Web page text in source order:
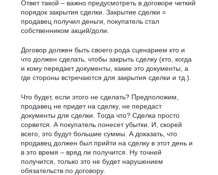
Ответ такой – важно предусмотреть в договоре четкий
порядок закрытия сделки. Закрытие сделки =
продавец получил деньги, покупатель стал
собственником акций/доли.
Договор должен быть своего рода сценарием кто и
что должен сделать, чтобы закрыть сделку (кто, когда
и кому передает документы, какие это документы, а
где стороны встречаются для закрытия сделки и тд.).
Что будет, если этого не сделать? Предположим,
продавец не придет на сделку, не передаст
документы для сделки. Тогда что? Сделка просто
сорвется. А покупатель понесет убытки. И, скорей
всего, это будут большие суммы. А доказать, что
продавец должен был прийти на сделку в этот день и
в это время – вряд ли получится. Ну точней
получится, только это не будет нарушением
обязательств по договору.